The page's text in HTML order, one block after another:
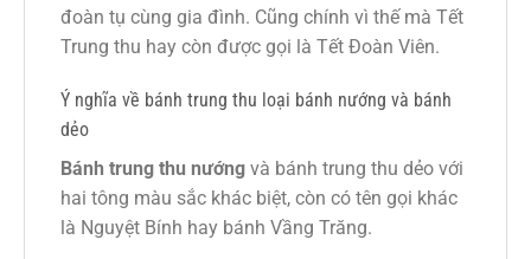
đoàn tụ cùng gia đình. Cũng chính vì thế mà Tết
Trung thu hay còn được gọi là Tết Đoàn Viên.
Ý nghĩa về bánh trung thu loại bánh nướng và bánh
dẻo
Bánh trung thu nướng và bánh trung thu dẻo với
hai tông màu sắc khác biệt, còn có tên gọi khác
là Nguyệt Bính hay bánh Vầng Trăng.